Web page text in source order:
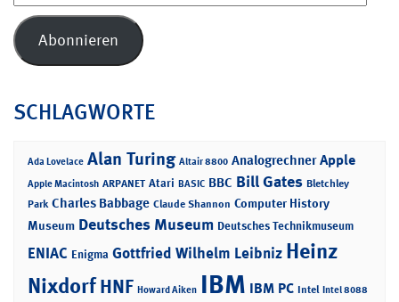
Mail-
Adresse
Abonnieren
SCHLAGWORTE
Ada Lovelace Alan Turing Altair 8800 Analogrechner Apple
Apple Macintosh ARPANET Atari BASIC BBC Bill Gates Bletchley
Park Charles Babbage Claude Shannon Computer History
Museum Deutsches Museum Deutsches Technikmuseum
ENIAC Enigma Gottfried Wilhelm Leibniz Heinz
NixdorfHNF Howard Aiken IBM IBM PC Intel Intel 8088